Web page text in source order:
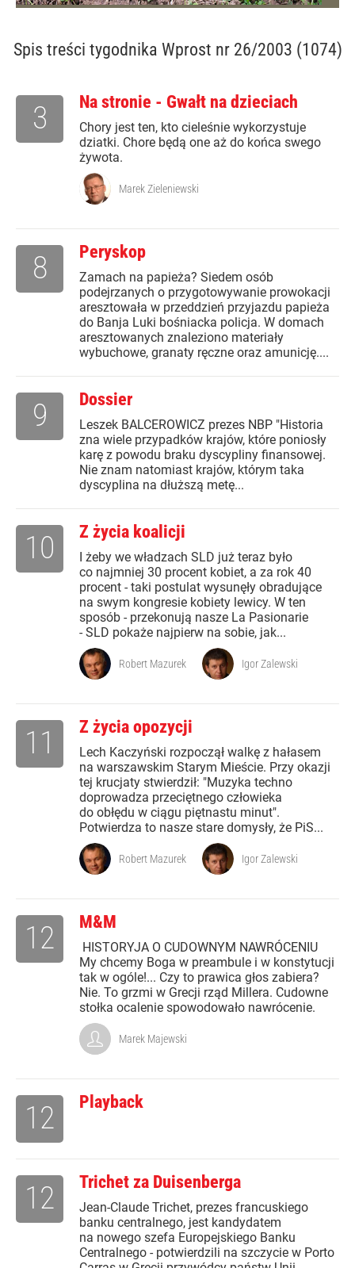
Spis treści tygodnika Wprost nr 26/2003 (1074)
Na stronie - Gwałt na dzieciach
Chory jest ten, kto cieleśnie wykorzystuje
dziatki. Chore będą one aż do końca swego
żywota.
3
Marek Zieleniewski
Peryskop
Zamach na papieża? Siedem osób
podejrzanych o przygotowywanie prowokacji
aresztowała w przeddzień przyjazdu papieża
do Banja Luki bośniacka policja. W domach
aresztowanych znaleziono materiały
wybuchowe, granaty ręczne oraz amunicję....
8
Dossier
Leszek BALCEROWICZ prezes NBP "Historia
zna wiele przypadków krajów, które poniosły
karę z powodu braku dyscypliny finansowej.
Nie znam natomiast krajów, którym taka
dyscyplina na dłuższą metę...
9
Z życia koalicji
I żeby we władzach SLD już teraz było
co najmniej 30 procent kobiet, a za rok 40
procent - taki postulat wysunęły obradujące
na swym kongresie kobiety lewicy. W ten
sposób - przekonują nasze La Pasionarie
- SLD pokaże najpierw na sobie, jak...
10
Robert Mazurek Igor Zalewski
Z życia opozycji
Lech Kaczyński rozpoczął walkę z hałasem
na warszawskim Starym Mieście. Przy okazji
tej krucjaty stwierdził: "Muzyka techno
doprowadza przeciętnego człowieka
do obłędu w ciągu piętnastu minut".
Potwierdza to nasze stare domysły, że PiS...
11
Robert Mazurek Igor Zalewski
M&M
HISTORYJA O CUDOWNYM NAWRÓCENIU
My chcemy Boga w preambule i w konstytucji
tak w ogóle!... Czy to prawica głos zabiera?
Nie. To grzmi w Grecji rząd Millera. Cudowne
stołka ocalenie spowodowało nawrócenie.
12
Marek Majewski
Playback
12
Trichet za Duisenberga
Jean-Claude Trichet, prezes francuskiego
banku centralnego, jest kandydatem
na nowego szefa Europejskiego Banku
Centralnego - potwierdzili na szczycie w Porto
12